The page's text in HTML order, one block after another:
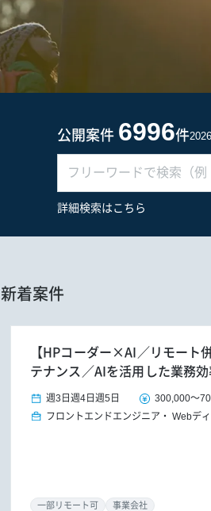
公開案件 6996件
詳細検索はこちら
新着案件
【HPコーダー×AI／リモート
テナンス／AIを活用した業務
週3日 週4日 週5日 300,000～
フロントエンドエンジニア
Webデ
一部リモート可 事業会社